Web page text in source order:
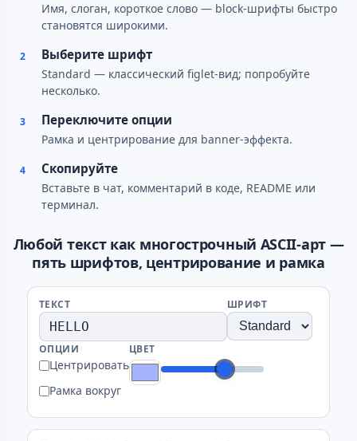
Имя, слоган, короткое слово — block-шрифты быстро
становятся широкими.
2 Выберите шрифт
Standard — классический figlet-вид; попробуйте
несколько.
3 Переключите опции
Рамка и центрирование для banner-эффекта.
4 Скопируйте
Вставьте в чат, комментарий в коде, README или
терминал.
Любой текст как многострочный ASCII-арт —
пять шрифтов, центрирование и рамка
ТЕКСТ ШРИФТ
ОПЦИИ
Центрировать
Рамка вокруг
ЦВЕТ